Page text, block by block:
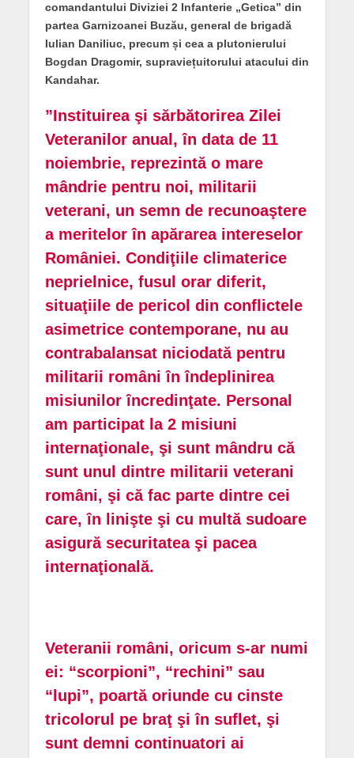
comandantului Diviziei 2 Infanterie „Getica” din
partea Garnizoanei Buzău, general de brigadă
Iulian Daniliuc, precum și cea a plutonierului
Bogdan Dragomir, supraviețuitorului atacului din
Kandahar.
”Instituirea şi sărbătorirea Zilei
Veteranilor anual, în data de 11
noiembrie, reprezintă o mare
mândrie pentru noi, militarii
veterani, un semn de recunoaştere
a meritelor în apărarea intereselor
României. Condiţiile climaterice
neprielnice, fusul orar diferit,
situaţiile de pericol din conflictele
asimetrice contemporane, nu au
contrabalansat niciodată pentru
militarii români în îndeplinirea
misiunilor încredinţate. Personal
am participat la 2 misiuni
internaţionale, şi sunt mândru că
sunt unul dintre militarii veterani
români, şi că fac parte dintre cei
care, în linişte şi cu multă sudoare
asigură securitatea şi pacea
internaţională.
Veteranii români, oricum s-ar numi
ei: “scorpioni”, “rechini” sau
“lupi”, poartă oriunde cu cinste
tricolorul pe braţ şi în suflet, şi
sunt demni continuatori ai